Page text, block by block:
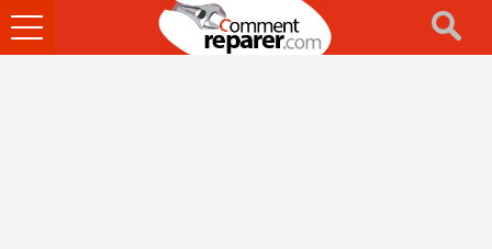
Ouvrir
le